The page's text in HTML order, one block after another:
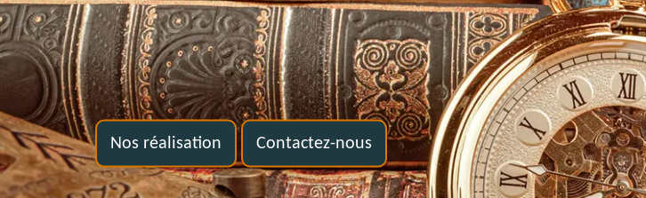
Nos réalisation Contactez-nous